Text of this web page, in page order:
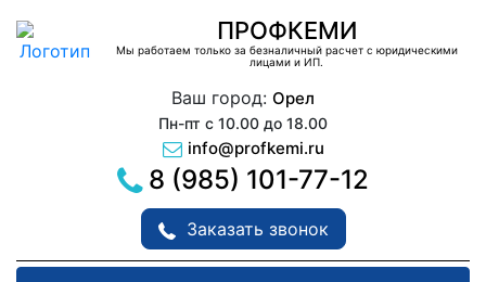
ПРОФКЕМИ
Мы работаем только за безналичный расчет с юридическими
лицами и ИП.
Ваш город: Орел
Пн-пт с 10.00 до 18.00
info@profkemi.ru
8 (985) 101-77-12
Заказать звонок